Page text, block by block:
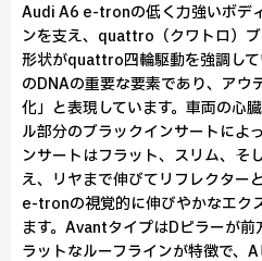
Audi A6 e-tronの低く力強いボデ
ンを支え、quattro（クワトロ）
形状がquattro四輪駆動を強調し
のDNAの重要な要素であり、アウ
化」と表現しています。車両の心
ル部分のブラックインサートによ
ンサートはフラット、スリム、そ
え、リヤまで伸びてリフレクター
e-tronの視覚的に伸びやかなエク
ます。AvantタイプはDピラーが
ラットなルーフラインが特徴で、